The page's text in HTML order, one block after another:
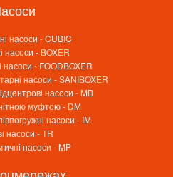
насоси - CUBIC
насоси - BOXER
насоси - FOODBOXER
насоси - SANIBOXER
насоси - MB
муфтою - DM
насоси - IM
насоси - TR
насоси - MP